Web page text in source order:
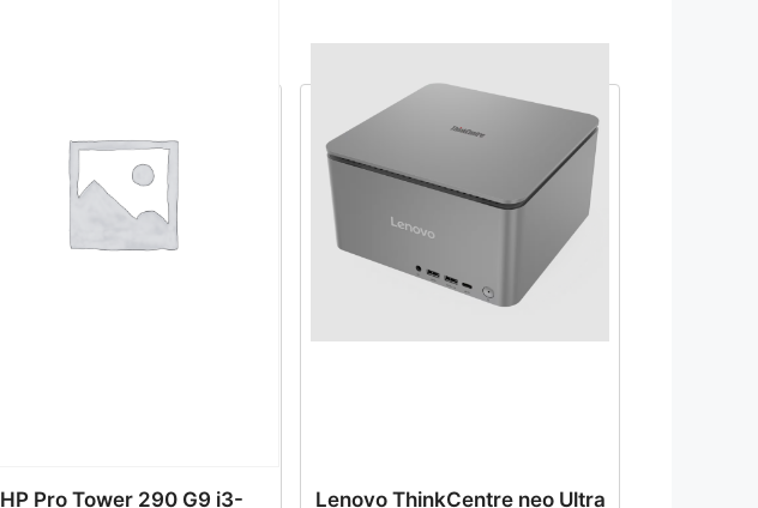
HP Pro Tower 290 G9 i3-
Lenovo ThinkCentre neo Ultra